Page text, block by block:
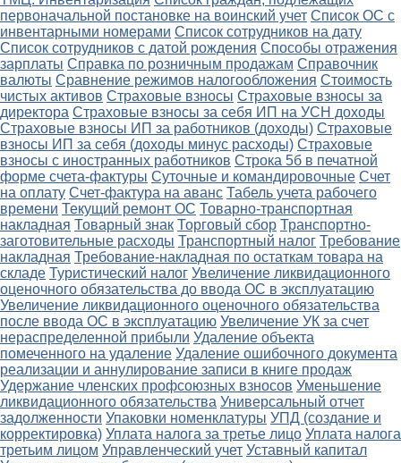
первоначальной постановке на воинский учет Список ОС с
инвентарными номерами Список сотрудников на дату
Список сотрудников с датой рождения Способы отражения
зарплаты Справка по розничным продажам Справочник
валюты Сравнение режимов налогообложения Стоимость
чистых активов Страховые взносы Страховые взносы за
директора Страховые взносы за себя ИП на УСН доходы
Страховые взносы ИП за работников (доходы) Страховые
взносы ИП за себя (доходы минус расходы) Страховые
взносы с иностранных работников Строка 5б в печатной
форме счета-фактуры Суточные и командировочные Счет
на оплату Счет-фактура на аванс Табель учета рабочего
времени Текущий ремонт ОС Товарно-транспортная
накладная Товарный знак Торговый сбор Транспортно-
заготовительные расходы Транспортный налог Требование
накладная Требование-накладная по остаткам товара на
складе Туристический налог Увеличение ликвидационного
оценочного обязательства до ввода ОС в эксплуатацию
Увеличение ликвидационного оценочного обязательства
после ввода ОС в эксплуатацию Увеличение УК за счет
нераспределенной прибыли Удаление объекта
помеченного на удаление Удаление ошибочного документа
реализации и аннулирование записи в книге продаж
Удержание членских профсоюзных взносов Уменьшение
ликвидационного обязательства Универсальный отчет
задолженности Упаковки номенклатуры УПД (создание и
корректировка) Уплата налога за третье лицо Уплата налога
третьим лицом Управленческий учет Уставный капитал